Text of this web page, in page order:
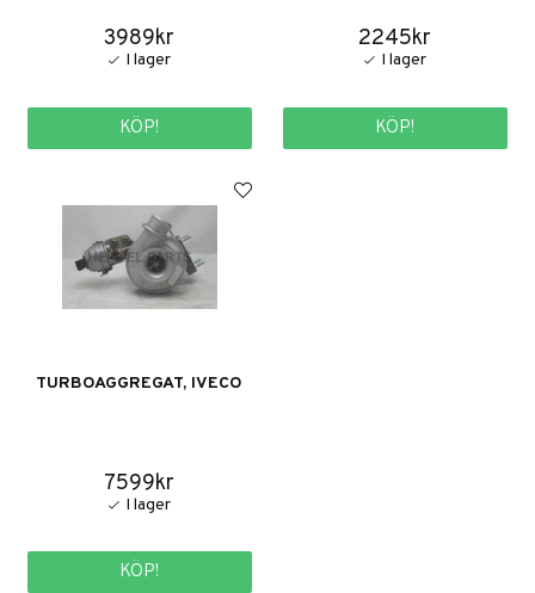
3989kr
KÖP!
2245kr
KÖP!
TURBOAGGREGAT, IVECO
7599kr
KÖP!